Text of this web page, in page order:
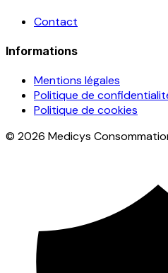
Contact
Informations
Mentions légales
Politique de
Politique de cookies
© 2026 Medicys